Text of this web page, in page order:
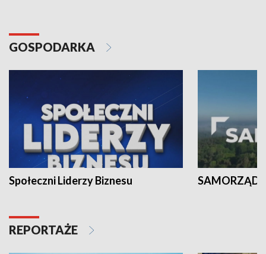
GOSPODARKA
Społeczni Liderzy Biznesu SAMORZĄD
REPORTAŻE